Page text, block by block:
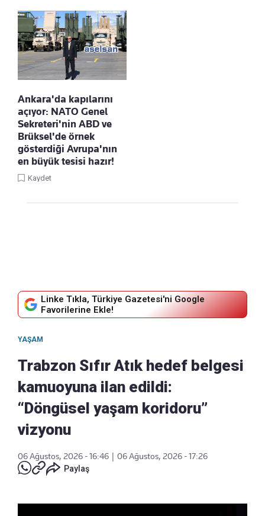
Ankara'da kapılarını
açıyor: NATO Genel
Sekreteri'nin ABD ve
Brüksel'de örnek
gösterdiği Avrupa'nın
en büyük tesisi hazır!
Kaydet
Linke Tıkla, Türkiye Gazetesi'ni Google
Favorilerine Ekle!
YAŞAM
Trabzon Sıfır Atık hedef belgesi
kamuoyuna ilan edildi:
“Döngüsel yaşam koridoru”
vizyonu
06 Ağustos, 2026 - 16:46
06 Ağustos, 2026 - 17:26
Paylaş